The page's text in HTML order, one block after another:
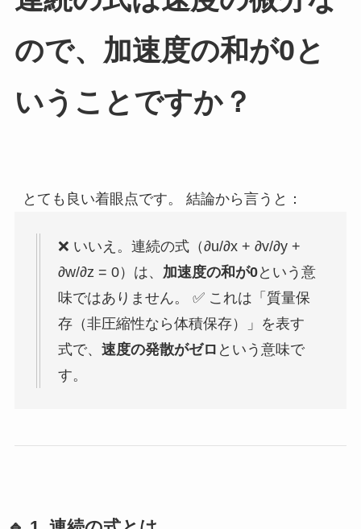
ので、加速度の和が0と
いうことですか？
とても良い着眼点です。 結論から言うと：
❌ いいえ。連続の式（∂u/∂x + ∂v/∂y +
∂w/∂z = 0）は、 加速度の和が0という意
味ではありません。 ✅ これは「質量保
存（非圧縮性なら体積保存）」を表す
式で、 速度の発散がゼロ という意味で
す。